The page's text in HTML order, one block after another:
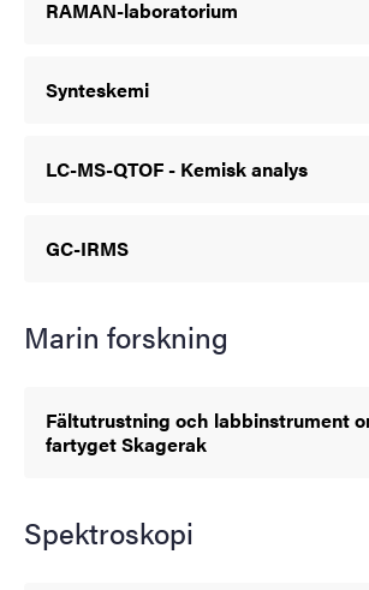
RAMAN-laboratorium
Synteskemi
LC-MS-QTOF - Kemisk analys
GC-IRMS
Marin forskning
Fältutrustning och labbinstrument
fartyget Skagerak
Spektroskopi